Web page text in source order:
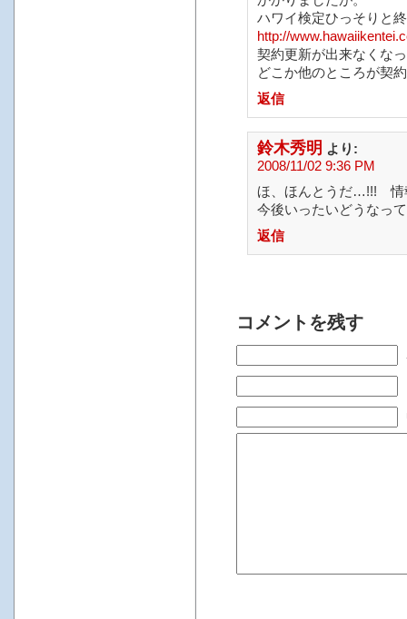
ハワイ検定ひっそりと
http://
契約更新が出来なくな
どこか他のところが契
返信
鈴木秀明 より:
2008/11/02 9:36 PM
ほ、ほんとうだ…!!! 情
今後いったいどうなっ
返信
コメントを残す